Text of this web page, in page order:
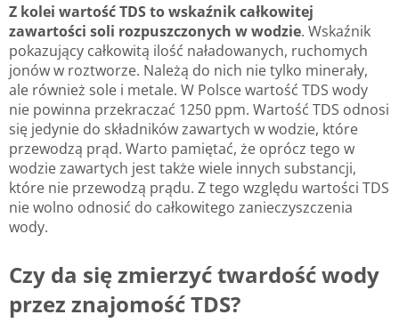
Z kolei wartość TDS to wskaźnik całkowitej
zawartości soli rozpuszczonych w wodzie. Wskaźnik
pokazujący całkowitą ilość naładowanych, ruchomych
jonów w roztworze. Należą do nich nie tylko minerały,
ale również sole i metale. W Polsce wartość TDS wody
nie powinna przekraczać 1250 ppm. Wartość TDS odnosi
się jedynie do składników zawartych w wodzie, które
przewodzą prąd. Warto pamiętać, że oprócz tego w
wodzie zawartych jest także wiele innych substancji,
które nie przewodzą prądu. Z tego względu wartości TDS
nie wolno odnosić do całkowitego zanieczyszczenia
wody.
Czy da się zmierzyć twardość wody
przez znajomość TDS?